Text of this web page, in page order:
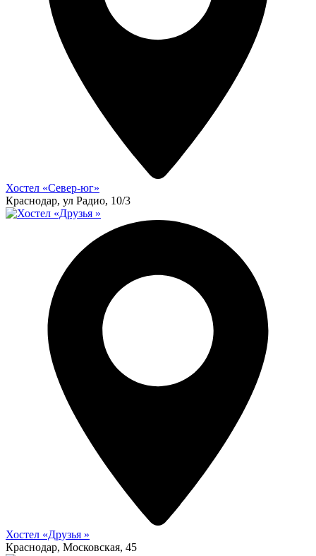
Хостел «Север-юг»
Краснодар, ул Радио, 10/3
Хостел «Друзья »
Краснодар, Московская, 45